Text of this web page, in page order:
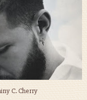
C. Cherry